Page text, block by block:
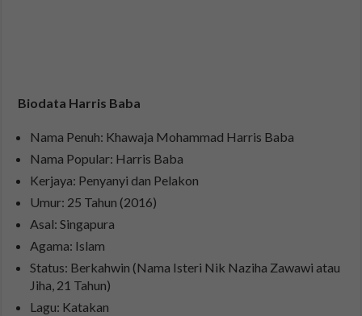
Biodata Harris Baba
Nama Penuh: Khawaja Mohammad Harris Baba
Nama Popular: Harris Baba
Kerjaya: Penyanyi dan Pelakon
Umur: 25 Tahun (2016)
Asal: Singapura
Agama: Islam
Status: Berkahwin (Nama Isteri Nik Naziha Zawawi atau
Jiha, 21 Tahun)
Lagu: Katakan